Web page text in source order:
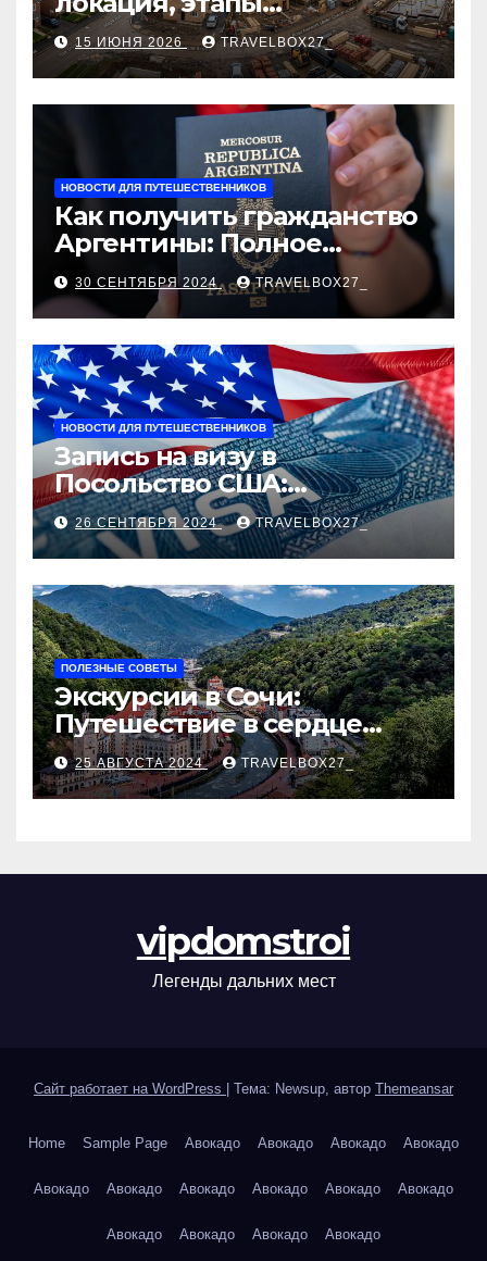
строительства, проверка
застройщика, сценарии
оформления сделки и
рыночные ориентиры
15 ИЮНЯ 2026 TRAVELBOX27_
НОВОСТИ ДЛЯ ПУТЕШЕСТВЕННИКОВ
Как получить гражданство
Аргентины: Полное
руководство
30 СЕНТЯБРЯ 2024 TRAVELBOX27_
НОВОСТИ ДЛЯ ПУТЕШЕСТВЕННИКОВ
Запись на визу в
Посольство США:
Пошаговое руководство
26 СЕНТЯБРЯ 2024 TRAVELBOX27_
ПОЛЕЗНЫЕ СОВЕТЫ
Экскурсии в Сочи:
Путешествие в сердце
Черноморского курорта
25 АВГУСТА 2024 TRAVELBOX27_
vipdomstroi
Легенды дальних мест
Сайт работает на WordPress Тема: Newsup, автор Themeansar
Home Sample Page Авокадо Авокадо Авокадо Авокадо
Авокадо Авокадо Авокадо Авокадо Авокадо Авокадо
Авокадо Авокадо Авокадо Авокадо